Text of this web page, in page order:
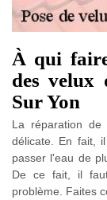
À qui
des velux
Sur Yon
La réparation
délicate. En fait,
passer l'eau de
De ce fait, il
problème. Faites